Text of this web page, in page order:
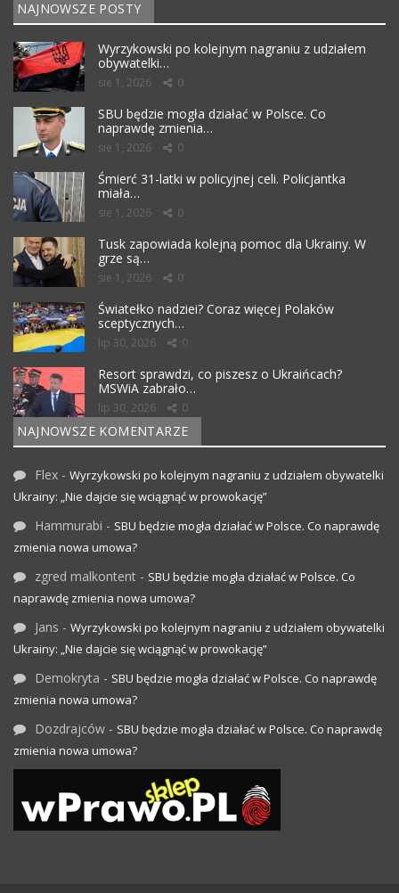
NAJNOWSZE POSTY
Wyrzykowski po kolejnym nagraniu z udziałem
obywatelki…
sie 1, 2026 0
SBU będzie mogła działać w Polsce. Co
naprawdę zmienia…
sie 1, 2026 0
Śmierć 31-latki w policyjnej celi. Policjantka
miała…
sie 1, 2026 0
Tusk zapowiada kolejną pomoc dla Ukrainy. W
grze są…
sie 1, 2026 0
Światełko nadziei? Coraz więcej Polaków
sceptycznych…
lip 30, 2026 0
Resort sprawdzi, co piszesz o Ukraińcach?
MSWiA zabrało…
lip 30, 2026 0
NAJNOWSZE KOMENTARZE
Flex - Wyrzykowski po kolejnym nagraniu z udziałem obywatelki
Ukrainy: „Nie dajcie się wciągnąć w prowokację”
Hammurabi - SBU będzie mogła działać w Polsce. Co naprawdę
zmienia nowa umowa?
zgred malkontent - SBU będzie mogła działać w Polsce. Co
naprawdę zmienia nowa umowa?
Jans - Wyrzykowski po kolejnym nagraniu z udziałem obywatelki
Ukrainy: „Nie dajcie się wciągnąć w prowokację”
Demokryta - SBU będzie mogła działać w Polsce. Co naprawdę
zmienia nowa umowa?
Dozdrajców - SBU będzie mogła działać w Polsce. Co naprawdę
zmienia nowa umowa?